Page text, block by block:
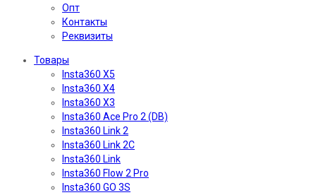
Опт
Контакты
Реквизиты
Товары
Insta360 X5
Insta360 X4
Insta360 X3
Insta360 Ace Pro 2 (DB)
Insta360 Link 2
Insta360 Link 2C
Insta360 Link
Insta360 Flow 2 Pro
Insta360 GO 3S